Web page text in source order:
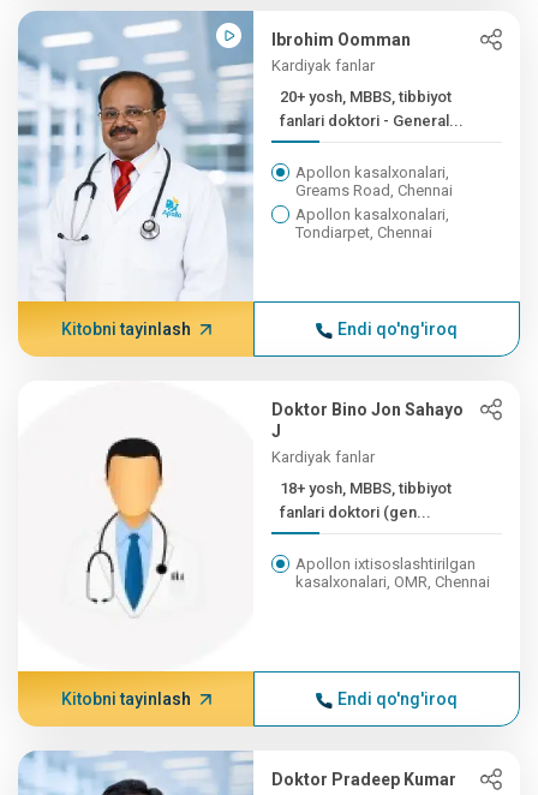
Ibrohim Oomman
Kardiyak fanlar
20+ yosh, MBBS, tibbiyot
fanlari doktori - General...
Apollon kasalxonalari,
Greams Road, Chennai
Apollon kasalxonalari,
Tondiarpet, Chennai
Kitobni tayinlash Endi qo'ng'iroq
Doktor Bino Jon Sahayo
J
Kardiyak fanlar
18+ yosh, MBBS, tibbiyot
fanlari doktori (gen...
Apollon ixtisoslashtirilgan
kasalxonalari, OMR, Chennai
Kitobni tayinlash Endi qo'ng'iroq
Doktor Pradeep Kumar